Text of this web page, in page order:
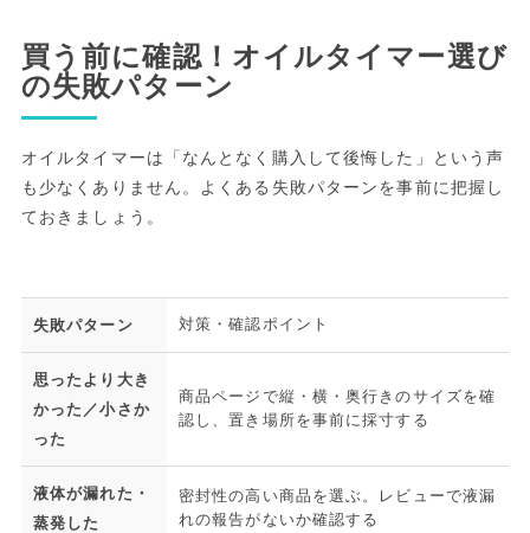
買う前に確認！オイルタイマー選び
の失敗パターン
オイルタイマーは「なんとなく購入して後悔した」という声
も少なくありません。よくある失敗パターンを事前に把握し
ておきましょう。
失敗パターン 対策・確認ポイント
思ったより大き
かった／小さか
った
商品ページで縦・横・奥行きのサイズを確
認し、置き場所を事前に採寸する
液体が漏れた・
蒸発した
密封性の高い商品を選ぶ。レビューで液漏
れの報告がないか確認する